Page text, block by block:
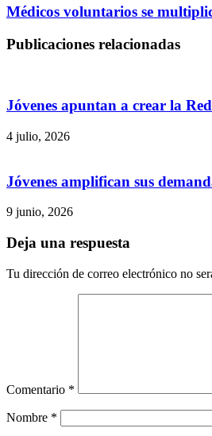
Médicos voluntarios se
Publicaciones relacionadas
Jóvenes apuntan a crear la
4 julio, 2026
Jóvenes amplifican sus
9 junio, 2026
Deja una respuesta
Tu dirección de correo electrónico no
Comentario *
Nombre *